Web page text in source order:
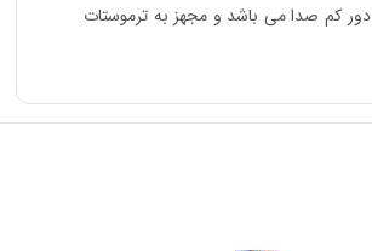
سالنهای اداری، تجاری، فروشگاهی، گلخانه ها و ..تا 300 متر مکعب کاربرد دارد. این دستگاه مجهز به شیرکنترل گاز ترموستاتیک و اکسی پیلوت و فن اکسیال دو دور 1400 و 700دور کم صدا می باشد و مجهز به ترموستات